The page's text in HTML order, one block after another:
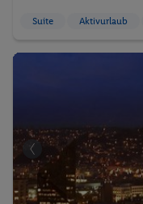
Suite Aktivurlaub